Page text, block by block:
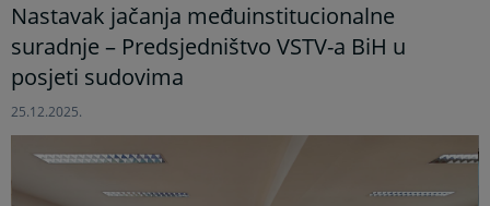
Nastavak jačanja međuinstitucionalne
suradnje – Predsjedništvo VSTV-a BiH u
posjeti sudovima
25.12.2025.